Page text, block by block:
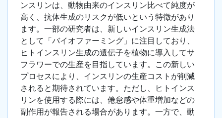
ンスリンは、動物由来のインスリン比べて純度が
高く、抗体生成のリスクが低いという特徴があり
ます。一部の研究者は、新しいインスリン生成法
として「バイオファーミング」に注目しており、
ヒトインスリン生成の遺伝子を植物に導入してサ
フラワーでの生産を目指しています。この新しい
プロセスにより、インスリンの生産コストが削減
されると期待されています。ただし、ヒトインス
リンを使用する際には、倦怠感や体重増加などの
副作用が報告される場合があります。一方で、動